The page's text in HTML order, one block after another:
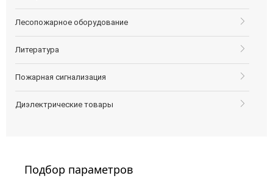
Лесопожарное оборудование
Литература
Пожарная сигнализация
Диэлектрические товары
Подбор параметров